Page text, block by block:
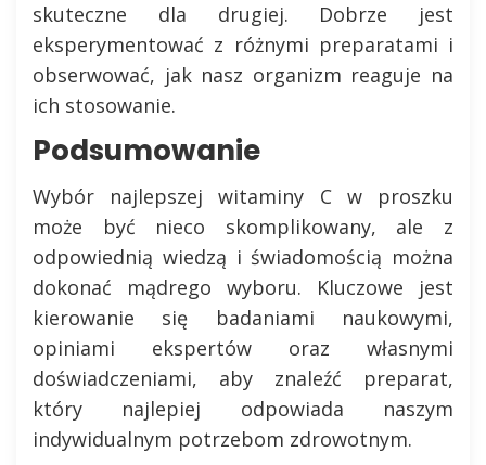
skuteczne dla drugiej. Dobrze jest
eksperymentować z różnymi preparatami i
obserwować, jak nasz organizm reaguje na
ich stosowanie.
Podsumowanie
Wybór najlepszej witaminy C w proszku
może być nieco skomplikowany, ale z
odpowiednią wiedzą i świadomością można
dokonać mądrego wyboru. Kluczowe jest
kierowanie się badaniami naukowymi,
opiniami ekspertów oraz własnymi
doświadczeniami, aby znaleźć preparat,
który najlepiej odpowiada naszym
indywidualnym potrzebom zdrowotnym.